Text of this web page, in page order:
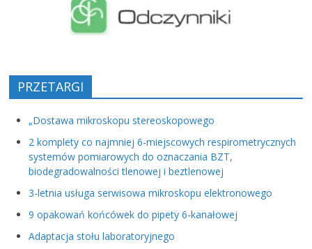
PRZETARGI
„Dostawa mikroskopu stereoskopowego
2 komplety co najmniej 6-miejscowych respirometrycznych
systemów pomiarowych do oznaczania BZT,
biodegradowalności tlenowej i beztlenowej
3-letnia usługa serwisowa mikroskopu elektronowego
9 opakowań końcówek do pipety 6-kanałowej
Adaptacja stołu laboratoryjnego